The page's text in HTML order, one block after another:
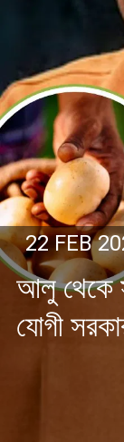
22 FEB
আলু থেকে
যোগী